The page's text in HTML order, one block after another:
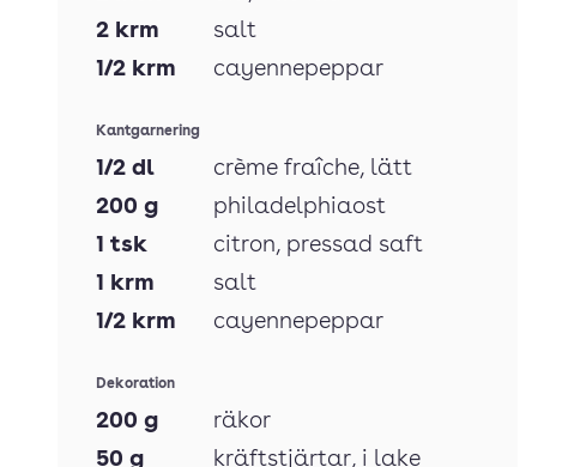
2 krm
salt
1/2 krm cayennepeppar
Kantgarnering
1/2 dl crème fraîche, lätt
200 g
philadelphiaost
1 tsk citron, pressad saft
1 krm
salt
1/2 krm cayennepeppar
Dekoration
200 g
räkor
50 g kräftstjärtar, i lake